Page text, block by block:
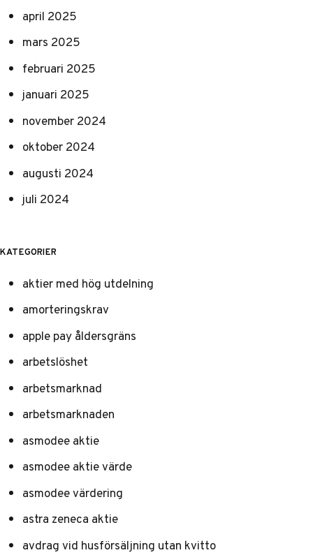
april 2025
mars 2025
februari 2025
januari 2025
november 2024
oktober 2024
augusti 2024
juli 2024
KATEGORIER
aktier med hög utdelning
amorteringskrav
apple pay åldersgräns
arbetslöshet
arbetsmarknad
arbetsmarknaden
asmodee aktie
asmodee aktie värde
asmodee värdering
astra zeneca aktie
avdrag vid husförsäljning utan kvitto